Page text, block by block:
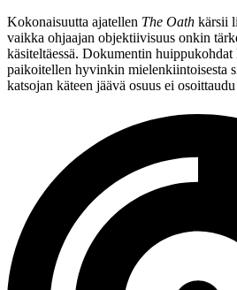
Kokonaisuutta ajatellen The Oath kärsii
vaikka ohjaajan objektiivisuus onkin
käsiteltäessä. Dokumentin
paikoitellen hyvinkin mielenkiintoisesta
katsojan käteen jäävä osuus ei